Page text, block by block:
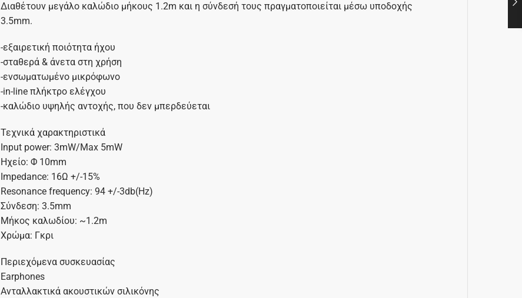
Διαθέτουν μεγάλο καλώδιο μήκους 1.2m και η σύνδεσή τους πραγματοποιείται μέσω υποδοχής
3.5mm.
-εξαιρετική ποιότητα ήχου
-σταθερά & άνετα στη χρήση
-ενσωματωμένο μικρόφωνο
-in-line πλήκτρο ελέγχου
-καλώδιο υψηλής αντοχής, που δεν μπερδεύεται
Τεχνικά χαρακτηριστικά
Input power: 3mW/Max 5mW
Ηχείο: Φ 10mm
Impedance: 16Ω +/-15%
Resonance frequency: 94 +/-3db(Hz)
Σύνδεση: 3.5mm
Μήκος καλωδίου: ~1.2m
Χρώμα: Γκρι
Περιεχόμενα συσκευασίας
Earphones
Ανταλλακτικά ακουστικών σιλικόνης